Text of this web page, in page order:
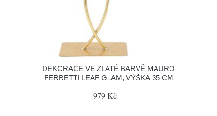
DEKORACE VE ZLATÉ BARVĚ MAURO
FERRETTI LEAF GLAM, VÝŠKA 35 CM
979 Kč